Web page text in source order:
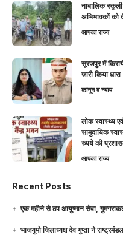
नाबालिक
अभिभावकों को
आपका राज्य
सूरजपुर में
जारी किया
कानून व न्याय
लोक स्वास्थ्य
सामुदायिक
रुपये की
आपका राज्य
Recent Posts
एक महीने से ठप आयुष्मान सेवा,
भाजयुमो जिलाध्यक्ष देव गुप्ता ने